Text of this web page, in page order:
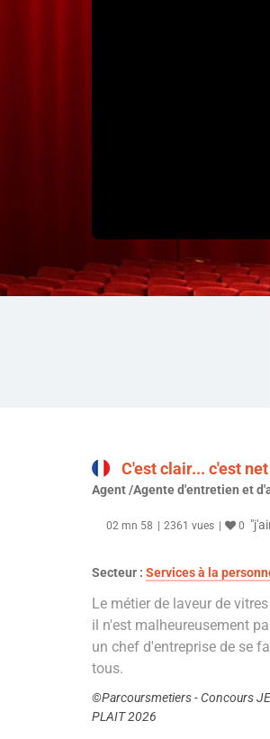
C'est clair... c'est net
Agent /Agente d'entretien et
02 mn 58 2361 vues 0
Secteur : Services à la
Le métier de laveur de
il n'est malheureusement
un chef d'entreprise de se
tous.
©Parcoursmetiers - Concours JE
PLAIT 2026